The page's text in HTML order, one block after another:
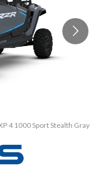
4 1000 Sport Stealth Gray